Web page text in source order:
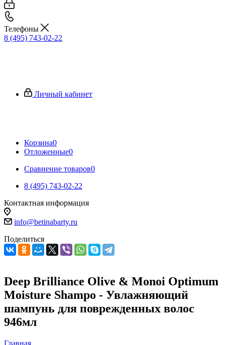
Телефоны
8 (495) 743-02-22
Личный кабинет
Корзина0
Отложенные0
Сравнение товаров0
8 (495) 743-02-22
Контактная информация
info@betinabarty.ru
Поделиться
Deep Brilliance Olive & Monoi Optimum
Moisture Shampo - Увлажняющий
шампунь для поврежденных волос
946мл
Главная